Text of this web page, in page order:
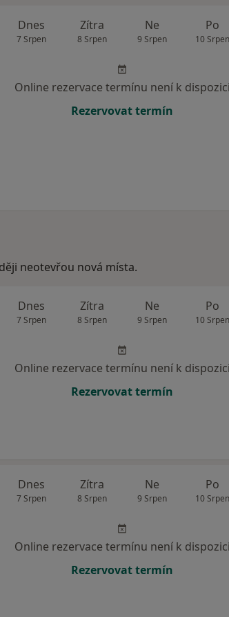
Dnes
7 Srpen
Zítra
8 Srpen
Ne
9 Srpen
Po
10 Srpen
Online rezervace termínu není k dispozici
Rezervovat termín
neotevřou nová místa.
Dnes
7 Srpen
Zítra
8 Srpen
Ne
9 Srpen
Po
10 Srpen
Online rezervace termínu není k dispozici
Rezervovat termín
Dnes
7 Srpen
Zítra
8 Srpen
Ne
9 Srpen
Po
10 Srpen
Online rezervace termínu není k dispozici
Rezervovat termín